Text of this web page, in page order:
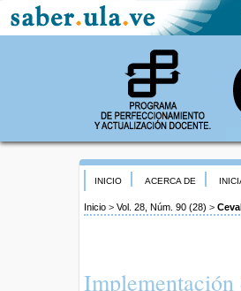
INICIO ACERCA DE
Inicio > Vol. 28, Núm. 90 (28) >
Implementación